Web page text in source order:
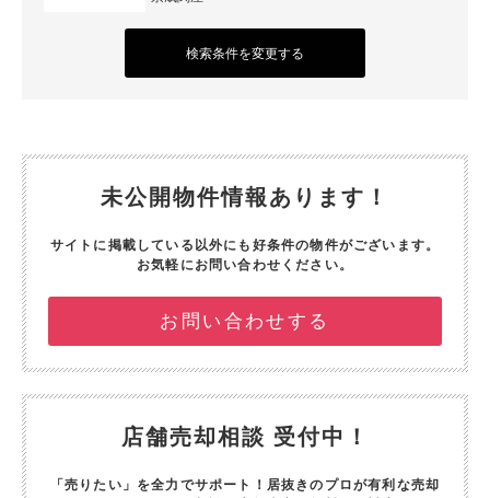
検索条件を変更する
未公開物件情報あります！
サイトに掲載している以外にも好条件の物件がございます。
お気軽にお問い合わせください。
お問い合わせする
店舗売却相談 受付中！
「売りたい」を全力でサポート！ 居抜きのプロが有利な売却